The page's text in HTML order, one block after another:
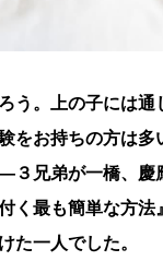
う。上の子には通
をお持ちの方は多
３兄弟が一橋、慶
最も簡単な方法
た一人でした。